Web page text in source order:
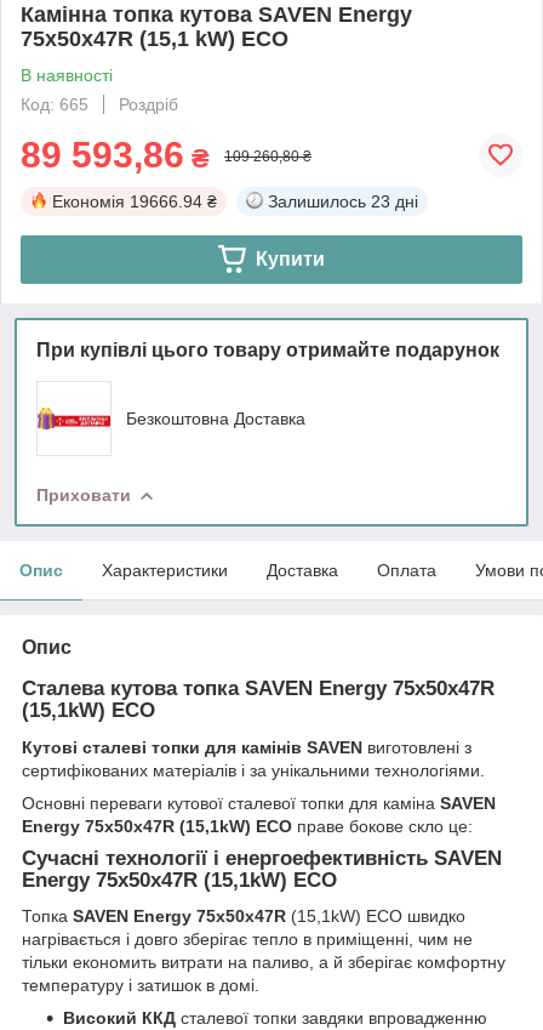
Камінна топка кутова SAVEN Energy
75х50х47R (15,1 kW) ECO
В наявності
Код: 665
Роздріб
89 593,86 ₴ 109 260,80 ₴
Економія 19666.94 ₴ Залишилось 23 дні
Купити
При купівлі цього товару отримайте подарунок
Безкоштовна Доставка
Приховати
Опис Характеристики Доставка Оплата Умови
Опис
Сталева кутова топка SAVEN Energy 75х50х47R
(15,1kW) ECO
Кутові сталеві топки для камінів SAVEN виготовлені з
сертифікованих матеріалів і за унікальними технологіями.
Основні переваги кутової сталевої топки для каміна SAVEN
Energy 75х50х47R (15,1kW) ECO праве бокове скло це:
Сучасні технології і енергоефективність SAVEN
Energy 75х50х47R (15,1kW) ECO
Топка SAVEN Energy 75х50х47R (15,1kW) ECO швидко
нагрівається і довго зберігає тепло в приміщенні, чим не
тільки економить витрати на паливо, а й зберігає комфортну
температуру і затишок в домі.
Високий ККД сталевої топки завдяки впровадженню